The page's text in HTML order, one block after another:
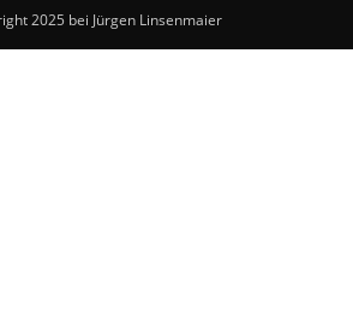
2025 bei Jürgen Linsenmaier